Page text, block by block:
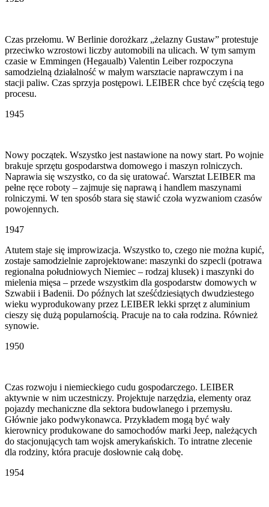
Czas przełomu. W Berlinie dorożkarz „żelazny Gustaw” protestuje
przeciwko wzrostowi liczby automobili na ulicach. W tym samym
czasie w Emmingen (Hegaualb) Valentin Leiber rozpoczyna
samodzielną działalność w małym warsztacie naprawczym i na
stacji paliw. Czas sprzyja postępowi. LEIBER chce być częścią tego
procesu.
1945
Nowy początek. Wszystko jest nastawione na nowy start. Po wojnie
brakuje sprzętu gospodarstwa domowego i maszyn rolniczych.
Naprawia się wszystko, co da się uratować. Warsztat LEIBER ma
pełne ręce roboty – zajmuje się naprawą i handlem maszynami
rolniczymi. W ten sposób stara się stawić czoła wyzwaniom czasów
powojennych.
1947
Atutem staje się improwizacja. Wszystko to, czego nie można kupić,
zostaje samodzielnie zaprojektowane: maszynki do szpecli (potrawa
regionalna południowych Niemiec – rodzaj klusek) i maszynki do
mielenia mięsa – przede wszystkim dla gospodarstw domowych w
Szwabii i Badenii. Do późnych lat sześćdziesiątych dwudziestego
wieku wyprodukowany przez LEIBER lekki sprzęt z aluminium
cieszy się dużą popularnością. Pracuje na to cała rodzina. Również
synowie.
1950
Czas rozwoju i niemieckiego cudu gospodarczego. LEIBER
aktywnie w nim uczestniczy. Projektuje narzędzia, elementy oraz
pojazdy mechaniczne dla sektora budowlanego i przemysłu.
Głównie jako podwykonawca. Przykładem mogą być wały
kierownicy produkowane do samochodów marki Jeep, należących
do stacjonujących tam wojsk amerykańskich. To intratne zlecenie
dla rodziny, która pracuje dosłownie całą dobę.
1954